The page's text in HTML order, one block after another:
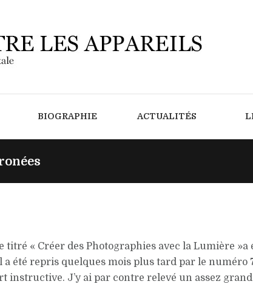
BIOGRAPHIE ACTUALITÉS
« Créer des Photographies avec la Lumière »a
a été repris quelques mois plus tard par le numéro
instructive. J’y ai par contre relevé un assez